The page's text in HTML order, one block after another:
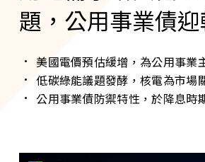
題，公用事業債迎
美國電價預估緩增，為公用事業
低碳綠能議題發酵，核電為市場
公用事業債防禦特性，於降息時